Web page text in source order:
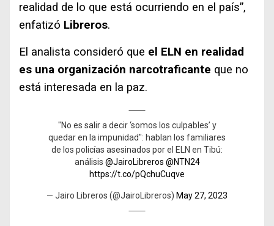
realidad de lo que está ocurriendo en el país”,
enfatizó Libreros.
El analista consideró que el ELN en realidad
es una organización narcotraficante que no
está interesada en la paz.
"No es salir a decir ‘somos los culpables’ y
quedar en la impunidad": hablan los familiares
de los policías asesinados por el ELN en Tibú:
análisis @JairoLibreros @NTN24
https://t.co/pQchuCuqve
— Jairo Libreros (@JairoLibreros) May 27, 2023